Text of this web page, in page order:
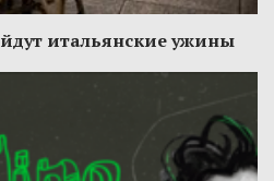
итальянские ужины